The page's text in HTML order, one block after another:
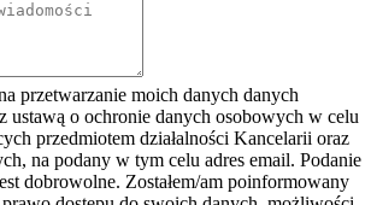
przetwarzanie moich danych danych
ustawą o ochronie danych osobowych w celu
przedmiotem działalności Kancelarii oraz
na podany w tym celu adres email. Podanie
dobrowolne. Zostałem/am poinformowany